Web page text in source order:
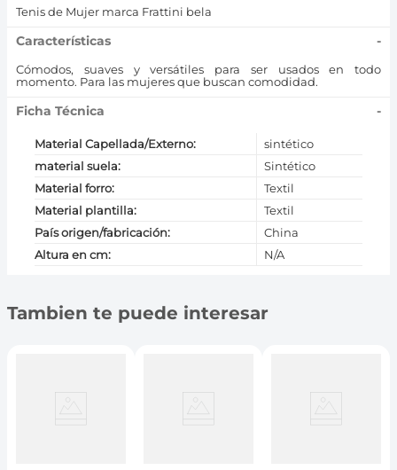
Tenis de Mujer marca Frattini bela
Características -
Cómodos, suaves y versátiles para ser usados en todo
momento. Para las mujeres que buscan comodidad.
Ficha Técnica -
Material Capellada/Externo:
sintético
material suela:
Sintético
Material forro:
Textil
Material plantilla:
Textil
País origen/fabricación:
China
Altura en cm: N/A
Tambien te puede interesar